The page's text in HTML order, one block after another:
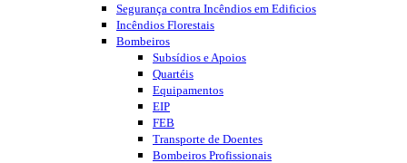
Segurança contra Incêndios em Edificios
Incêndios Florestais
Bombeiros
Subsídios e Apoios
Quartéis
Equipamentos
EIP
FEB
Transporte de Doentes
Bombeiros Profissionais